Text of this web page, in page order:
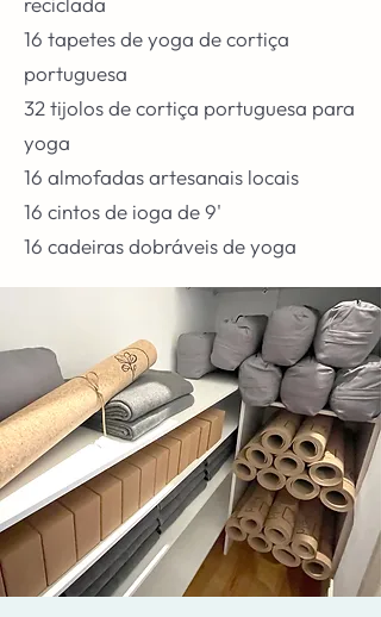
16 tapetes de yoga de cortiça
portuguesa
32 tijolos de cortiça portuguesa para
yoga
16 almofadas artesanais locais
16 cintos de ioga de 9'
16 cadeiras dobráveis de yoga